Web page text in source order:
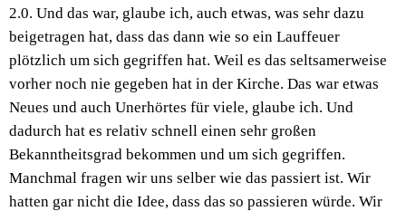
2.0. Und das war, glaube ich, auch etwas, was sehr dazu
beigetragen hat, dass das dann wie so ein Lauffeuer
plötzlich um sich gegriffen hat. Weil es das seltsamerweise
vorher noch nie gegeben hat in der Kirche. Das war etwas
Neues und auch Unerhörtes für viele, glaube ich. Und
dadurch hat es relativ schnell einen sehr großen
Bekanntheitsgrad bekommen und um sich gegriffen.
Manchmal fragen wir uns selber wie das passiert ist. Wir
hatten gar nicht die Idee, dass das so passieren würde. Wir